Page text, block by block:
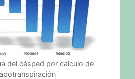
del césped por cálculo de